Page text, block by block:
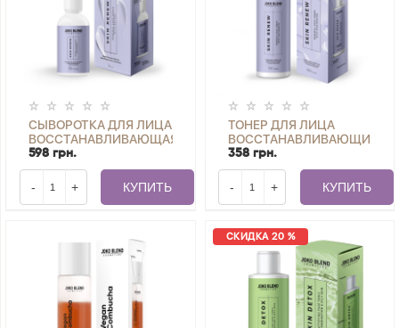
СЫВОРОТКА ДЛЯ ЛИЦА
ВОССТАНАВЛИВАЮЩАЯ
С РЕТИНОЛОМ SKIN
RENEW JOKO BLEND 30
598 грн.
- + КУПИТЬ
ТОНЕР ДЛЯ ЛИЦА
ВОССТАНАВЛИВАЮЩИЙ
С НИАЦИНАМИДОМ
SKIN RENEW JOKO
BLEND 150 МЛ
358 грн.
- + КУПИТЬ
СКИДКА 20 %